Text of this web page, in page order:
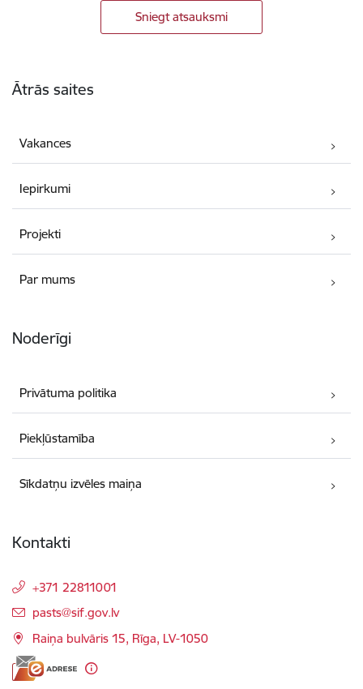
Sniegt atsauksmi
Ātrās saites
Vakances
Iepirkumi
Projekti
Par mums
Noderīgi
Privātuma politika
Piekļūstamība
Sīkdatņu izvēles maiņa
Kontakti
+371 22811001
E-pasts:
pasts@sif.gov.lv
Raiņa bulvāris 15, Rīga, LV-1050